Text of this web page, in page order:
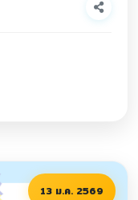
13 ม.ค. 2569